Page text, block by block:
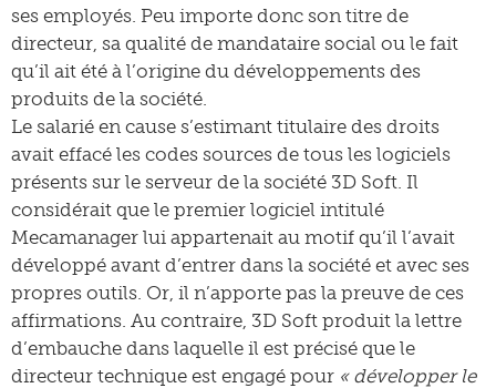
ses employés. Peu importe donc son titre de
directeur, sa qualité de mandataire social ou le fait
qu’il ait été à l’origine du développements des
produits de la société.
Le salarié en cause s’estimant titulaire des droits
avait effacé les codes sources de tous les logiciels
présents sur le serveur de la société 3D Soft. Il
considérait que le premier logiciel intitulé
Mecamanager lui appartenait au motif qu’il l’avait
développé avant d’entrer dans la société et avec ses
propres outils. Or, il n’apporte pas la preuve de ces
affirmations. Au contraire, 3D Soft produit la lettre
d’embauche dans laquelle il est précisé que le
directeur technique est engagé pour « développer le